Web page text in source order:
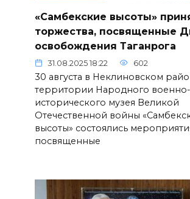
«Самбекские высоты»
торжества, посвященные
освобождения Таганрога
31.08.2025 18:22 602
30 августа в Неклиновском
территории Народного военно-
исторического музея Великой
Отечественной войны
высоты» состоялись
посвященные